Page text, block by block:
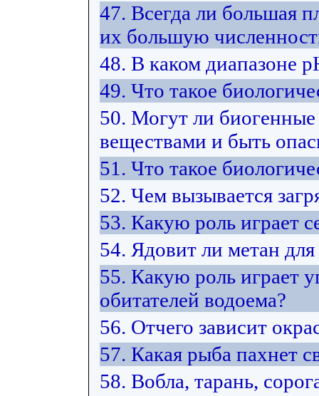
47. Всегда ли большая
их большую
48. В каком диапазоне
49. Что такое
50. Могут ли
веществами и быть
51. Что такое
52. Чем вызывается
53. Какую роль играет
54. Ядовит ли метан
55. Какую роль играет
обитателей водоема?
56. Отчего зависит
57. Какая рыба пахнет
58. Вобла, тарань,